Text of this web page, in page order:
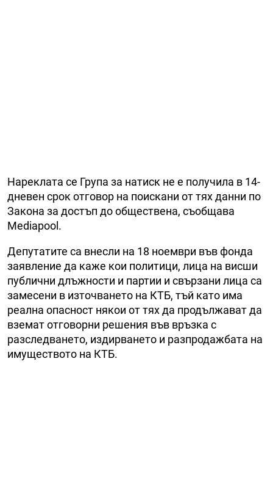
Нареклата се Група за натиск не е получила в 14-
дневен срок отговор на поискани от тях данни по
Закона за достъп до обществена, съобщава
Mediapool.
Депутатите са внесли на 18 ноември във фонда
заявление да каже кои политици, лица на висши
публични длъжности и партии и свързани лица са
замесени в източването на КТБ, тъй като има
реална опасност някои от тях да продължават да
вземат отговорни решения във връзка с
разследването, издирването и разпродажбата на
имуществото на КТБ.